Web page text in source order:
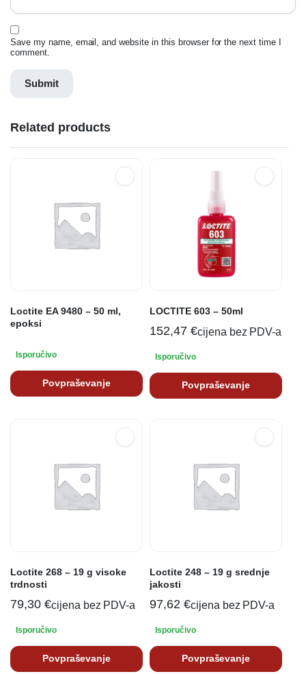
Save my name, email, and website in this browser for the next time I
comment.
Related products
Loctite EA 9480 – 50 ml,
epoksi
Isporučivo
Povpraševanje
LOCTITE 603 – 50ml
152,47 €cijena bez PDV-a
Isporučivo
Povpraševanje
Loctite 268 – 19 g visoke
trdnosti
79,30 €cijena bez PDV-a
Isporučivo
Povpraševanje
Loctite 248 – 19 g srednje
jakosti
97,62 €cijena bez PDV-a
Isporučivo
Povpraševanje